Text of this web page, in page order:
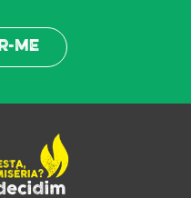
me